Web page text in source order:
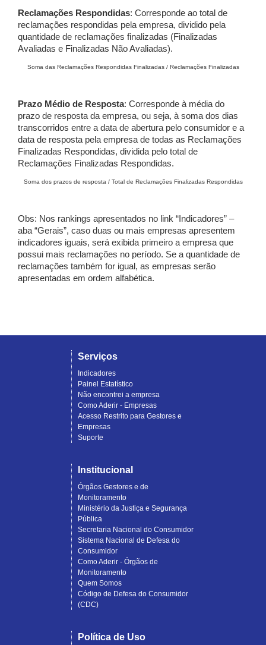
Reclamações Respondidas: Corresponde ao total de
reclamações respondidas pela empresa, dividido pela
quantidade de reclamações finalizadas (Finalizadas
Avaliadas e Finalizadas Não Avaliadas).
Soma das Reclamações Respondidas Finalizadas / Reclamações Finalizadas
Prazo Médio de Resposta: Corresponde à média do
prazo de resposta da empresa, ou seja, à soma dos dias
transcorridos entre a data de abertura pelo consumidor e a
data de resposta pela empresa de todas as Reclamações
Finalizadas Respondidas, dividida pelo total de
Reclamações Finalizadas Respondidas.
Soma dos prazos de resposta / Total de Reclamações Finalizadas Respondidas
Obs: Nos rankings apresentados no link “Indicadores” –
aba “Gerais”, caso duas ou mais empresas apresentem
indicadores iguais, será exibida primeiro a empresa que
possui mais reclamações no período. Se a quantidade de
reclamações também for igual, as empresas serão
apresentadas em ordem alfabética.
Serviços
Indicadores
Painel Estatístico
Não encontrei a empresa
Como Aderir - Empresas
Acesso Restrito para Gestores e
Empresas
Suporte
Institucional
Órgãos Gestores e de
Monitoramento
Ministério da Justiça e Segurança
Pública
Secretaria Nacional do Consumidor
Sistema Nacional de Defesa do
Consumidor
Como Aderir - Órgãos de
Monitoramento
Quem Somos
Código de Defesa do Consumidor
(CDC)
Política de Uso